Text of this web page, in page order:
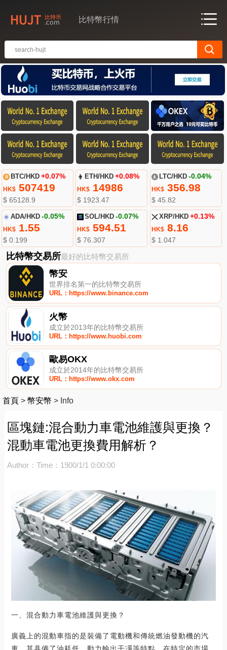
比特幣行情
BTC/HKD +0.07%
HK$507419
$ 65128.9
ETH/HKD +0.08%
HK$ 14986
$ 1923.47
LTC/HKD -0.04%
HK$356.98
$ 45.82
ADA/HKD -0.05%
HK$1.55
$ 0.199
SOL/HKD -0.07%
HK$ 594.51
$ 76.307
XRP/HKD +0.13%
HK$8.16
$ 1.047
比特幣交易所最好的比特幣交易所
幣安
世界排名第一的比特幣交易所
URL：https://www.binance.com
火幣
成立於2013年的比特幣交易所
URL：https://www.huobi.com
歐易OKX
成立於2014年的比特幣交易所
URL：https://www.okx.com
首頁 > 幣安幣 > Info
區塊鏈:混合動力車電池維護與更換？
混動車電池更換費用解析？
Author： Time：1900/1/1 0:00:00
一、混合動力車電池維護與更換？
廣義上的混動車指的是裝備了電動機和傳統燃油發動機的汽
車。其具備了油耗低、動力輸出干凈等特點，在特定的市場